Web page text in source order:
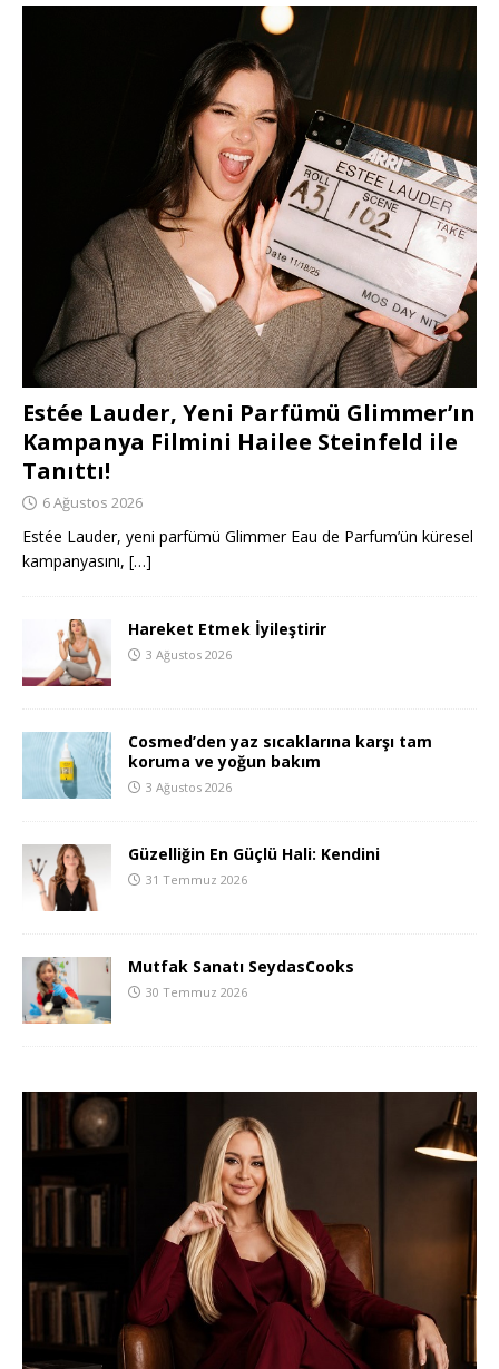
Estée Lauder, Yeni Parfümü Glimmer’ın
Kampanya Filmini Hailee Steinfeld ile
Tanıttı!
6 Ağustos 2026
Estée Lauder, yeni parfümü Glimmer Eau de Parfum’ün küresel
kampanyasını, […]
Hareket Etmek İyileştirir
3 Ağustos 2026
Cosmed’den yaz sıcaklarına karşı tam
koruma ve yoğun bakım
3 Ağustos 2026
Güzelliğin En Güçlü Hali: Kendini
31 Temmuz 2026
Mutfak Sanatı SeydasCooks
30 Temmuz 2026